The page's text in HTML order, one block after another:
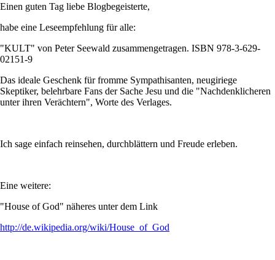
Einen guten Tag liebe Blogbegeisterte,
habe eine Leseempfehlung für alle:
"KULT" von Peter Seewald zusammengetragen. ISBN 978-3-629-
02151-9
Das ideale Geschenk für fromme Sympathisanten, neugiriege
Skeptiker, belehrbare Fans der Sache Jesu und die "Nachdenklicheren
unter ihren Verächtern", Worte des Verlages.
Ich sage einfach reinsehen, durchblättern und Freude erleben.
Eine weitere:
"House of God" näheres unter dem Link
http://de.wikipedia.org/wiki/House_of_God